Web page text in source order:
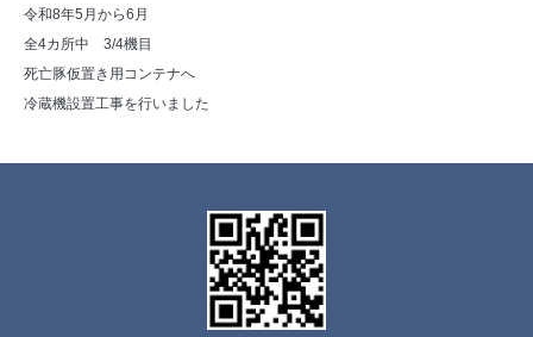
令和8年5月から6月
全4カ所中 3/4機目
死亡豚仮置き用コンテナへ
冷蔵機設置工事を行いました